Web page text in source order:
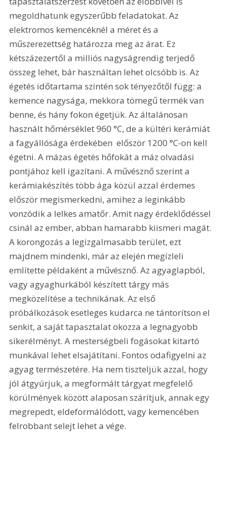
megoldhatunk egyszerűbb feladatokat. Az
elektromos kemencéknél a méret és a
műszerezettség határozza meg az árat. Ez
kétszázezertől a milliós nagyságrendig terjedő
összeg lehet, bár használtan lehet olcsóbb is. Az
égetés időtartama szintén sok tényezőtől függ: a
kemence nagysága, mekkora tömegű termék van
benne, és hány fokon égetjük. Az általánosan
használt hőmérséklet 960 °C, de a kültéri kerámiát 
a fagyállósága érdekében  először 1200 °C-on kell
égetni. A mázas égetés hőfokát a máz olvadási
pontjához kell igazítani. A művésznő szerint a
kerámiakészítés több ága közül azzal érdemes
először megismerkedni, amihez a leginkább
vonzódik a lelkes amatőr. Amit nagy érdeklődéssel
csinál az ember, abban hamarabb kiismeri magát.
A korongozás a legizgalmasabb terület, ezt
majdnem mindenki, már az elején megízleli 
említette példaként a művésznő. Az agyaglapból,
vagy agyaghurkából készített tárgy más
megközelítése a technikának. Az első
próbálkozások esetleges kudarca ne tántorítson el
senkit, a saját tapasztalat okozza a legnagyobb
sikerélményt. A mesterségbeli fogásokat kitartó
munkával lehet elsajátítani. Fontos odafigyelni az
agyag természetére. Ha nem tiszteljük azzal, hogy
jól átgyúrjuk, a megformált tárgyat megfelelő
körülmények között alaposan szárítjuk, annak egy
megrepedt, eldeformálódott, vagy kemencében
felrobbant selejt lehet a vége.